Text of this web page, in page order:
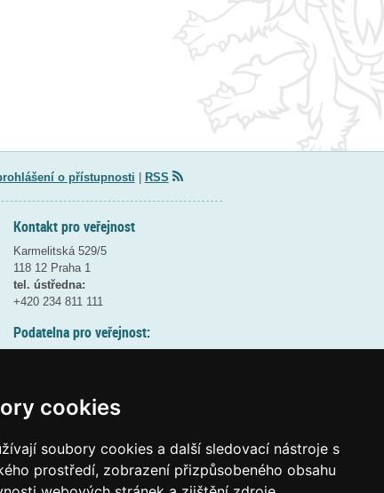
cookies
soubory cookies a další sledovací nástroje s
prostředí, zobrazení přizpůsobeného obsahu
o přístupnosti RSS
Kontakt pro veřejnost
Karmelitská 529/5
118 12 Praha 1
tel. ústředna:
+420 234 811 111
Podatelna pro veřejnost:
(více informací
Elektronická podatelna: